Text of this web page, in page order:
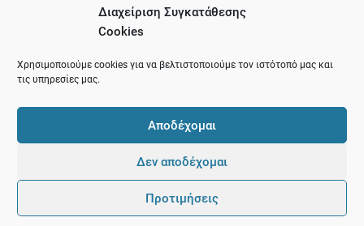
Διαχείριση Συγκατάθεσης
Cookies
Χρησιμοποιούμε cookies για να βελτιστοποιούμε τον ιστότοπό μας και
τις υπηρεσίες μας.
Αποδέχομαι
Δεν αποδέχομαι
Προτιμήσεις
Social Media
© 2021 Ιατρικός Σύλλογος Θεσσαλονίκης
Development and Hosting byPointer